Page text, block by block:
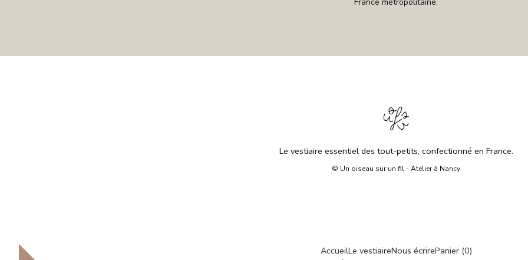
Le vestiaire essentiel des tout-petits, confectionné en France.
© Un oiseau sur un fil - Atelier à Nancy
AccueilLe vestiaireNous écrirePanier (0)